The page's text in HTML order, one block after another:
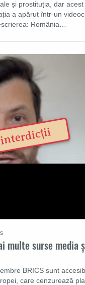
și prostituția, dar
a apărut într-un
România…
multe surse
BRICS sunt
care cenzurează